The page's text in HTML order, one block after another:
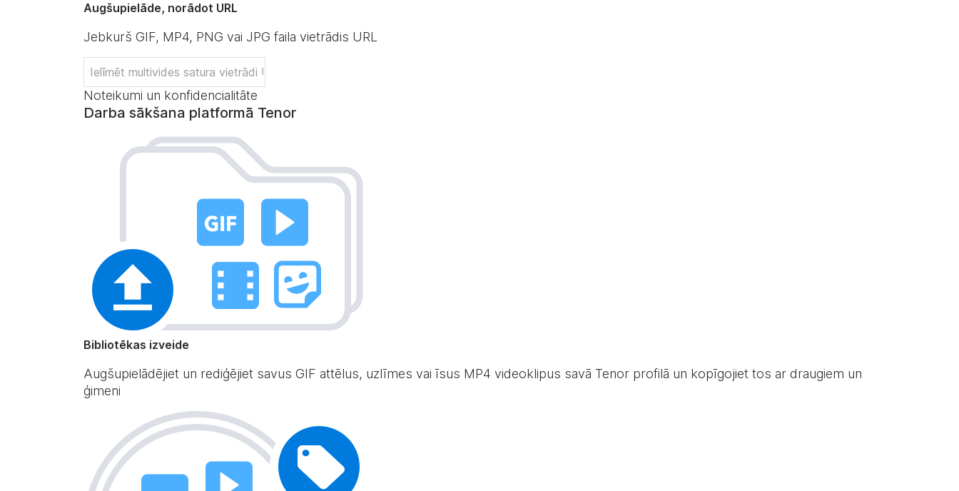
Augšupielāde, norādot URL
Jebkurš GIF, MP4, PNG vai JPG faila vietrādis URL
Noteikumi un konfidencialitāte
Darba sākšana platformā Tenor
Bibliotēkas izveide
Augšupielādējiet un rediģējiet savus GIF attēlus, uzlīmes vai īsus MP4 videoklipus savā Tenor profilā un kopīgojiet tos ar draugiem un
ģimeni